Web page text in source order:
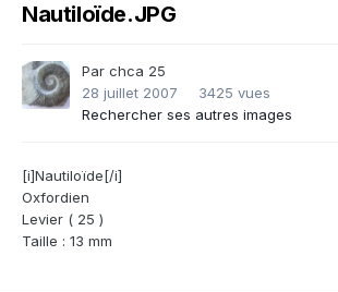
Nautiloïde.JPG
Par chca 25
28 juillet 2007
3425 vues
Rechercher ses autres images
[i]Nautiloïde[/i]
Oxfordien
Levier ( 25 )
Taille : 13 mm